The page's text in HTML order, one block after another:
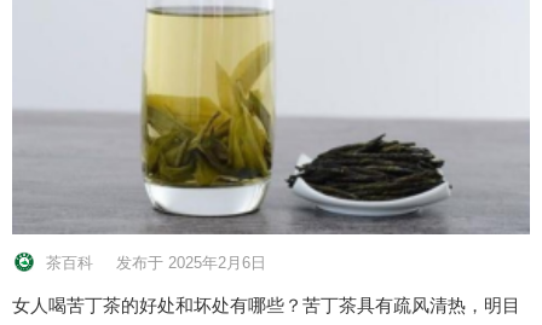
茶百科 发布于 2025年2月6日
女人喝苦丁茶的好处和坏处有哪些？苦丁茶具有疏风清热，明目